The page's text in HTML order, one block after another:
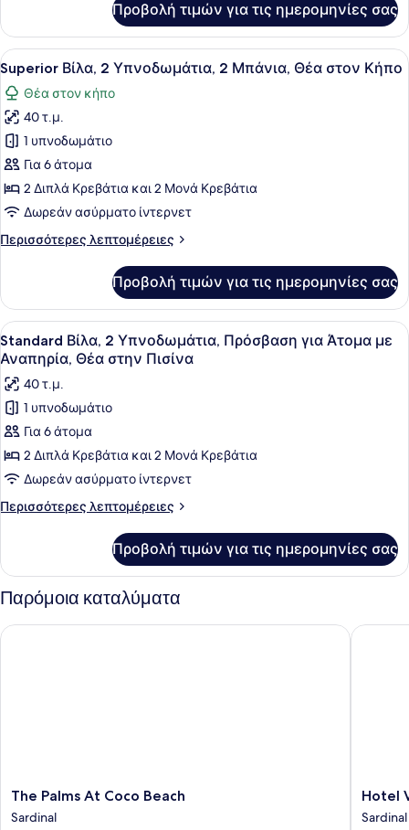
Κρεβάτια,
Πρόσβαση
για
Άτομα
με
Αναπηρία,
Στον
κήπο
Δίκλινο
Δωμάτιο
(Double),
Διπλά
Κρεβάτια,
Πρόσβαση
για
Άτομα
με
Αναπηρία,
Στον
Προβολή τιμών για τις ημερομηνίες σας
Προβολή
όλων
των
φωτογραφιών
για
Superior
Βίλα,
2
Υπνοδωμάτια,
2
στον
Κήπο
Ένα μπαλκόνι με τραπέζι και
10
Superior Βίλα, 2 Υπνοδωμάτια, 2 Μπάνια, Θέα στον Κήπο
Θέα στον κήπο
40 τ.μ.
1 υπνοδωμάτιο
Για 6 άτομα
2 Διπλά Κρεβάτια και 2 Μονά Κρεβάτια
Δωρεάν ασύρματο ίντερνετ
Περισσότερες λεπτομέρειες
Περισσότερες
Βίλα,
Υπνοδωμάτια,
2
Μπάνια,
Θέα
στον
Κήπο
Προβολή τιμών για τις ημερομηνίες σας
Προβολή
όλων
των
φωτογραφιών
για
Standard
Βίλα,
2
Υπνοδωμάτια,
Πρόσβαση
Άτομα
με
Αναπηρία,
Θέα
Ένα δωμάτιο ξενοδοχείου με δύο
8
Standard Βίλα, 2 Υπνοδωμάτια, Πρόσβαση για Άτομα με
Αναπηρία, Θέα στην Πισίνα
40 τ.μ.
1 υπνοδωμάτιο
Για 6 άτομα
2 Διπλά Κρεβάτια και 2 Μονά Κρεβάτια
Δωρεάν ασύρματο ίντερνετ
Περισσότερες λεπτομέρειες
Περισσότερες
Βίλα,
2
Υπνοδωμάτια,
Πρόσβαση
για
Προβολή τιμών για τις ημερομηνίες σας
Παρόμοια καταλύματα
The
Palms
At
The Palms At Coco Beach
Sardinal
The Palms At Coco Beach
Hotel
Villa
Del
Hotel
Sardinal
Hotel